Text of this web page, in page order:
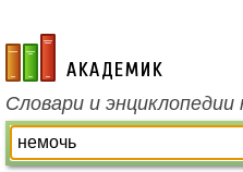
academic.ru
Словари и энциклопедии